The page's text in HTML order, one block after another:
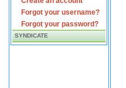
Forgot your username?
Forgot your password?
SYNDICATE